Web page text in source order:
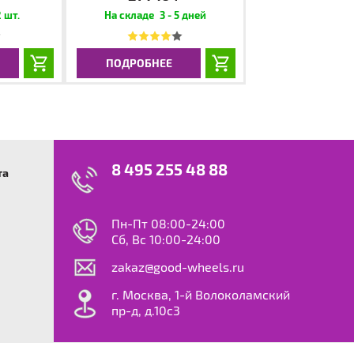
шт. 3 - 5 дней
ПОДРОБНЕЕ
8 495 255 48 88
Пн-Пт 08:00-24:00
Сб, Вс 10:00-24:00
zakaz@good-wheels.ru
г. Москва, 1-й Волоколамский
пр-д, д.10с3